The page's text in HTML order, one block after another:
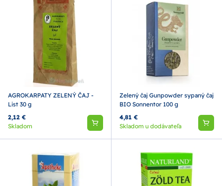
AGROKARPATY ZELENÝ ČAJ -
List 30 g
2,12 €
Skladom
Zelený čaj Gunpowder sypaný čaj
BIO Sonnentor 100 g
4,81 €
Skladom u dodávateľa